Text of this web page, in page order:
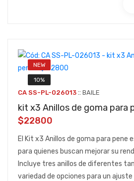
NEW
10%
CA SS-PL-026013 :: BAILE
kit x3 Anillos de goma para
$22800
El Kit x3 Anillos de goma para pene
para quienes buscan mejorar su
Incluye tres anillos de diferentes
variedad de opciones para un